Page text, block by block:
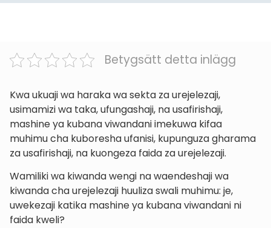
Betygsätt detta inlägg
Kwa ukuaji wa haraka wa sekta za urejelezaji,
usimamizi wa taka, ufungashaji, na usafirishaji,
mashine ya kubana viwandani imekuwa kifaa
muhimu cha kuboresha ufanisi, kupunguza gharama
za usafirishaji, na kuongeza faida za urejelezaji.
Wamiliki wa kiwanda wengi na waendeshaji wa
kiwanda cha urejelezaji huuliza swali muhimu: je,
uwekezaji katika mashine ya kubana viwandani ni
faida kweli?